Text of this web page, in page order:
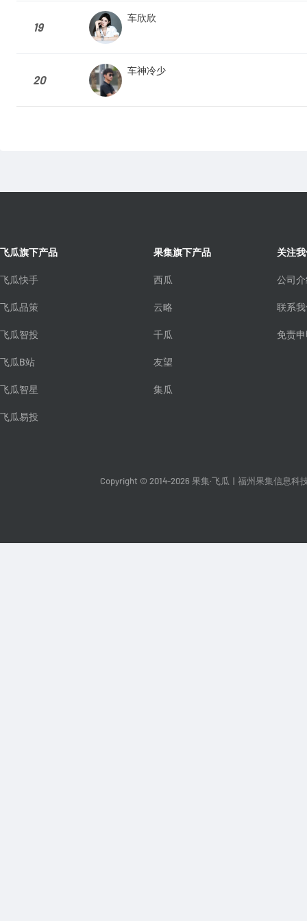
19
车欣欣
20
车神冷少
飞瓜旗下产品
飞瓜快手
飞瓜品策
飞瓜智投
飞瓜B站
飞瓜智星
飞瓜易投
果集旗下产品
西瓜
云略
千瓜
友望
集瓜
关注
公司
联系
免责
Copyright © 2014-2026 果集·飞瓜 福州果集信息科